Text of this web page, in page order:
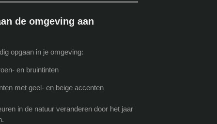
de omgeving aan
opgaan in je omgeving:
en bruintinten
met geel- en beige accenten
in de natuur veranderen door het jaar